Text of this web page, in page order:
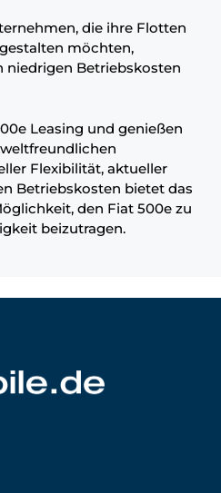
die ihre Flotten
möchten,
niedrigen Betriebskosten
Leasing und genießen
Flexibilität, aktueller
Betriebskosten bietet das
den Fiat 500e zu
beizutragen.